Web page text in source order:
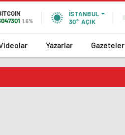
1.6%
İSTANBUL
30° AÇIK
Yazarlar Gazeteler